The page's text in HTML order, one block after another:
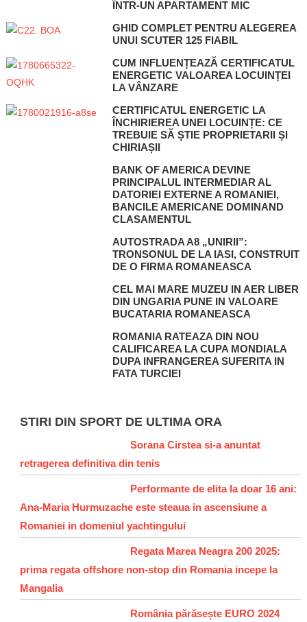
ÎNTR-UN APARTAMENT MIC
GHID COMPLET PENTRU ALEGEREA
UNUI SCUTER 125 FIABIL
CUM INFLUENȚEAZĂ CERTIFICATUL
ENERGETIC VALOAREA LOCUINȚEI
LA VÂNZARE
CERTIFICATUL ENERGETIC LA
ÎNCHIRIEREA UNEI LOCUINȚE: CE
TREBUIE SĂ ȘTIE PROPRIETARII ȘI
CHIRIAȘII
BANK OF AMERICA DEVINE
PRINCIPALUL INTERMEDIAR AL
DATORIEI EXTERNE A ROMANIEI,
BANCILE AMERICANE DOMINAND
CLASAMENTUL
AUTOSTRADA A8 „UNIRII”:
TRONSONUL DE LA IASI, CONSTRUIT
DE O FIRMA ROMANEASCA
CEL MAI MARE MUZEU IN AER LIBER
DIN UNGARIA PUNE IN VALOARE
BUCATARIA ROMANEASCA
ROMANIA RATEAZA DIN NOU
CALIFICAREA LA CUPA MONDIALA
DUPA INFRANGEREA SUFERITA IN
FATA TURCIEI
STIRI DIN SPORT DE ULTIMA ORA
Sorana Cirstea si-a anuntat
retragerea definitiva din tenis
Performante de elita la doar 16 ani:
Ana-Maria Hurmuzache este steaua in ascensiune a
Romaniei in domeniul yachtingului
Regata Marea Neagra 200 2025:
prima regata offshore non-stop din Romania incepe la
Mangalia
România părăsește EURO 2024